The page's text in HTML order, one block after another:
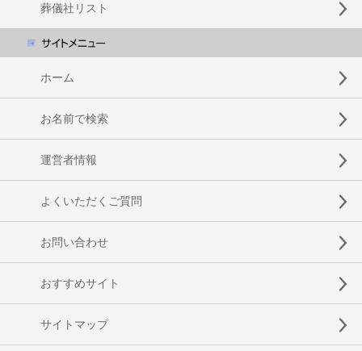
葬儀社リスト
ホーム
お名前で検索
運営者情報
よくいただくご質問
お問い合わせ
おすすめサイト
サイトマップ